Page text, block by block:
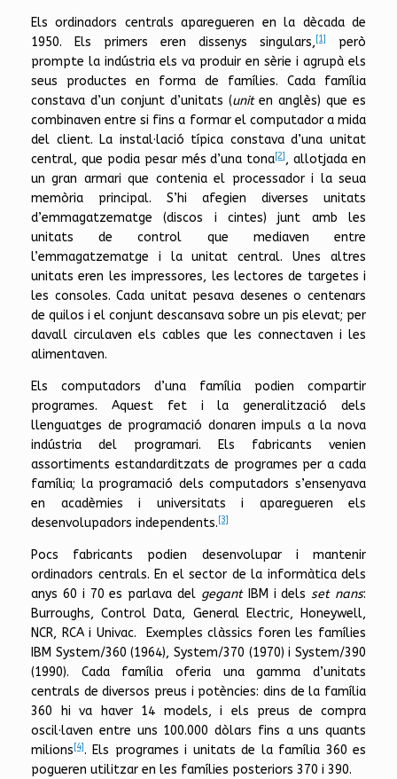
Els ordinadors centrals aparegueren en la dècada de
1950. Els primers eren dissenys singulars,[1]
però
prompte la indústria els va produir en sèrie i agrupà els
seus productes en forma de famílies. Cada família
constava d’un conjunt d’unitats (uniten anglès) que es
combinaven entre si fins a formar el computador a mida
del client. La instal·lació típica constava d’una unitat
central, que podia pesar més d’una tona[2], allotjada en
un gran armari que contenia el processador i la seua
memòria principal. S’hi afegien diverses unitats
d’emmagatzematge (discos i cintes) junt amb les
unitats de control que mediaven entre
l’emmagatzematge i la unitat central. Unes altres
unitats eren les impressores, les lectores de targetes i
les consoles. Cada unitat pesava desenes o centenars
de quilos i el conjunt descansava sobre un pis elevat; per
davall circulaven els cables que les connectaven i les
alimentaven.
Els computadors d’una família podien compartir
programes. Aquest fet i la generalització dels
llenguatges de programació donaren impuls a la nova
indústria del programari. Els fabricants venien
assortiments estandarditzats de programes per a cada
família; la programació dels computadors s’ensenyava
en acadèmies i universitats i aparegueren els
desenvolupadors independents.[3]
Pocs fabricants podien desenvolupar i mantenir
ordinadors centrals. En el sector de la informàtica dels
anys 60 i 70 es parlava del gegantIBM i delsset nans:
Burroughs, Control Data, General Electric, Honeywell,
NCR, RCA i Univac. Exemples clàssics foren les famílies
IBM System/360 (1964), System/370 (1970) i System/390
(1990). Cada família oferia una gamma d’unitats
centrals de diversos preus i potències: dins de la família
360 hi va haver 14 models, i els preus de compra
oscil·laven entre uns 100.000 dòlars fins a uns quants
milions[4]. Els programes i unitats de la família 360 es
pogueren utilitzar en les famílies posteriors 370 i 390.